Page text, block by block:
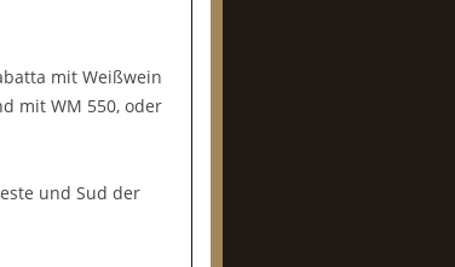
mit Weißwein
mit WM 550, oder
und Sud der